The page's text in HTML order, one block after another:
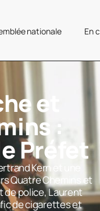
nationale En
et
:
Préfet
Kern et une
Quatre Chemins et
de police, Laurent
de cigarettes et